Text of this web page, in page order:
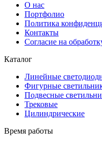
О нас
Портфолио
Политика
Контакты
Согласие на
Каталог
Линейные
Фигурные
Подвесные
Трековые
Цилиндрические
Время работы